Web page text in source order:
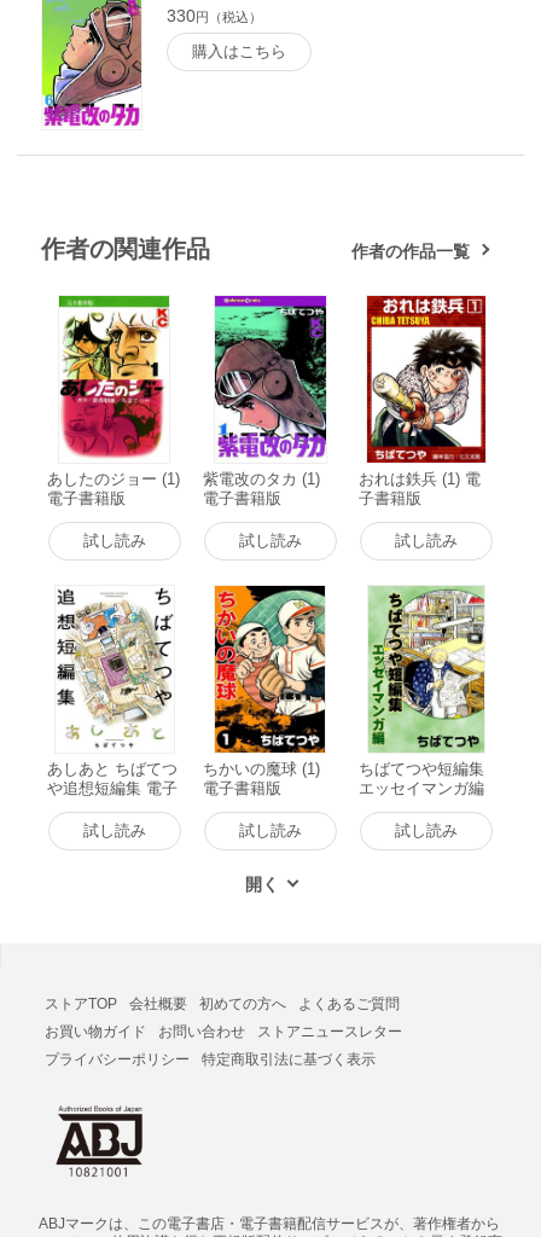
330円（税込）
購入はこちら
作者の関連作品 作者の作品一覧
あしたのジョー (1)
電子書籍版
試し読み
紫電改のタカ (1)
電子書籍版
試し読み
おれは鉄兵 (1) 電
子書籍版
試し読み
あしあと ちばてつ
や追想短編集 電子
書籍版
試し読み
ちかいの魔球 (1)
電子書籍版
試し読み
ちばてつや短編集
エッセイマンガ編
電子書籍版
試し読み
ストアTOP 会社概要 初めての方へ
よくあるご質問
お買い物ガイド
お問い合わせ
ストアニュースレター
プライバシーポリシー
特定商取引法に基づく表示
ABJマークは、この電子書店・電子書籍配信サービスが、著作権者から